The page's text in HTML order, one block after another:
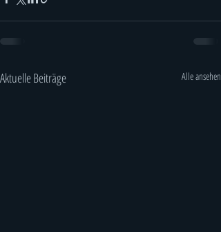
Aktuelle Beiträge Alle ansehen